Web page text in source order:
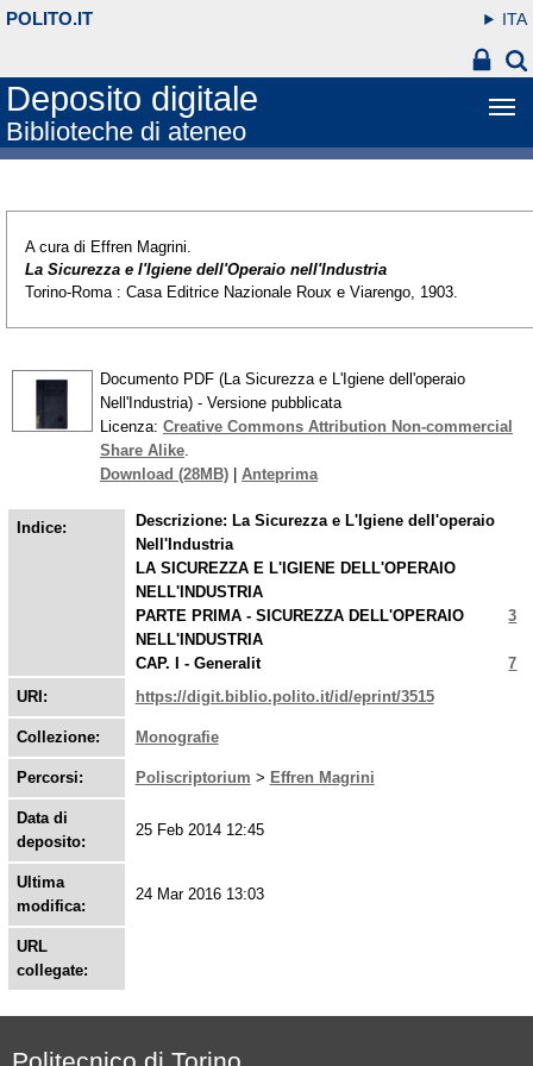
POLITO.IT ITA
Deposito digitale
Biblioteche di ateneo
A cura di Effren Magrini.
La Sicurezza e l'Igiene dell'Operaio nell'Industria
Torino-Roma : Casa Editrice Nazionale Roux e Viarengo, 1903.
Documento PDF (La Sicurezza e L'Igiene dell'operaio
Nell'Industria) - Versione pubblicata
Licenza: Creative Commons Attribution Non-commercial
Share Alike.
Download (28MB)
Anteprima
Indice:
Descrizione: La Sicurezza e L'Igiene dell'operaio
Nell'Industria
LA SICUREZZA E L'IGIENE DELL'OPERAIO
NELL'INDUSTRIA
3
PARTE PRIMA - SICUREZZA DELL'OPERAIO
NELL'INDUSTRIA
7
CAP. I - Generalit
URI:
https://digit.biblio.polito.it/id/eprint/3515
Collezione: Monografie
Percorsi: Poliscriptorium > Effren Magrini
Data di
deposito:
25 Feb 2014 12:45
Ultima
modifica:
24 Mar 2016 13:03
URL
collegate:
Politecnico di Torino